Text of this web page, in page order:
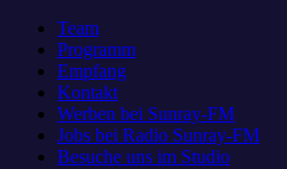
Team
Programm
Empfang
Kontakt
Werben bei Sunray-FM
Jobs bei Radio Sunray-FM
Besuche uns im Studio